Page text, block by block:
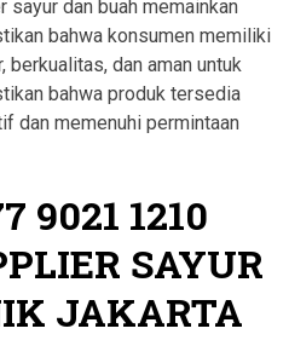
sayur dan buah memainkan
bahwa konsumen memiliki
dan aman untuk
bahwa produk tersedia
dan memenuhi permintaan
9021 1210
SAYUR
JAKARTA